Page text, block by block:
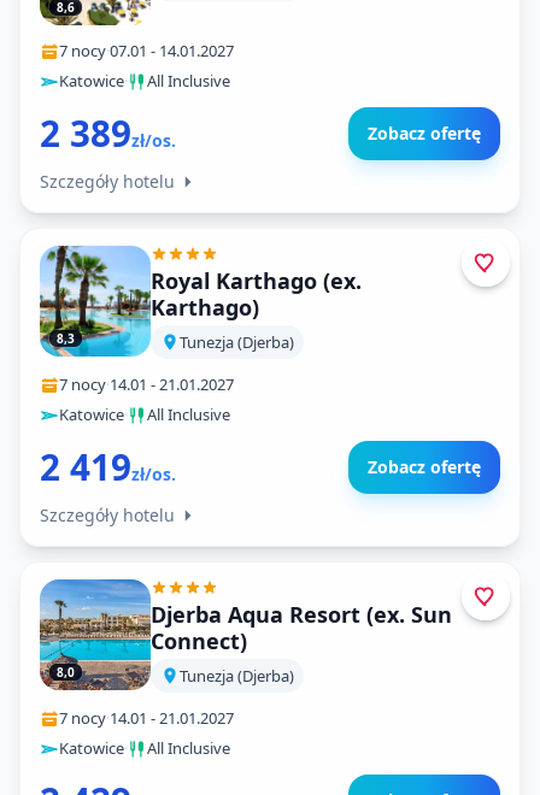
8,6
7 nocy·07.01 - 14.01.2027
Katowice· All Inclusive
2 389zł/os. Zobacz ofertę
Szczegóły hotelu
8,3
Royal Karthago (ex.
Karthago)
Tunezja (Djerba)
7 nocy·14.01 -21.01.2027
Katowice· All Inclusive
2 419zł/os. Zobacz ofertę
Szczegóły hotelu
8,0
Djerba Aqua Resort (ex. Sun
Connect)
Tunezja (Djerba)
7 nocy·14.01 -21.01.2027
Katowice· All Inclusive